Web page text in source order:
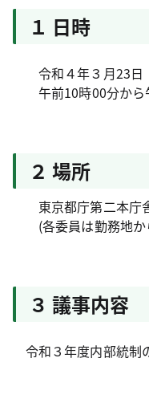
１ 日時
令和４年３月23日
午前10時00分から
２ 場所
東京都庁第二本庁
(各委員は勤務地か
３ 議事内容
令和３年度内部統制